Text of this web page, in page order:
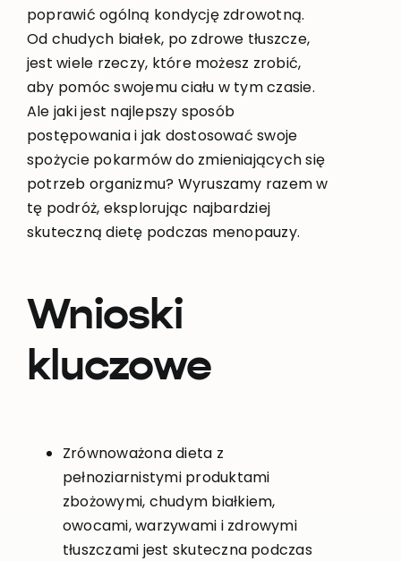
poprawić ogólną kondycję zdrowotną.
Od chudych białek, po zdrowe tłuszcze,
jest wiele rzeczy, które możesz zrobić,
aby pomóc swojemu ciału w tym czasie.
Ale jaki jest najlepszy sposób
postępowania i jak dostosować swoje
spożycie pokarmów do zmieniających się
potrzeb organizmu? Wyruszamy razem w
tę podróż, eksplorując najbardziej
skuteczną dietę podczas menopauzy.
Wnioski
kluczowe
Zrównoważona dieta z
pełnoziarnistymi produktami
zbożowymi, chudym białkiem,
owocami, warzywami i zdrowymi
tłuszczami jest skuteczna podczas